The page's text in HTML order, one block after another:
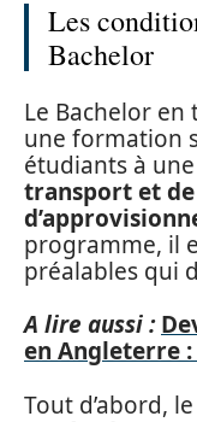
Les
Bachelor
Le Bachelor
une formation
étudiants à
transport et
programme, il
préalables qui
A lire aussi :
en Angleterre :
Tout d’abord,